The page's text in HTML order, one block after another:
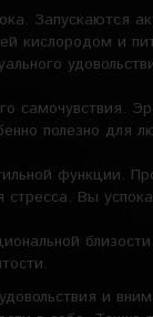
Запускаются
кислородом и
самочувствия.
полезно для
функции.
стресса. Вы
и